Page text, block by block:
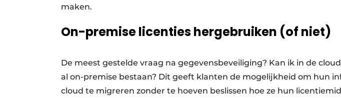
maken.
On-premise licenties hergebruiken (of niet)
De meest gestelde vraag na gegevensbeveiliging? Kan ik in de
al on-premise bestaan? Dit geeft klanten de mogelijkheid om hun
cloud te migreren zonder te hoeven beslissen hoe ze hun